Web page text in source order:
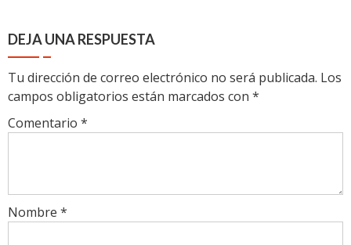
DEJA UNA RESPUESTA
Tu dirección de correo electrónico no será publicada. Los
campos obligatorios están marcados con *
Comentario *
Nombre *